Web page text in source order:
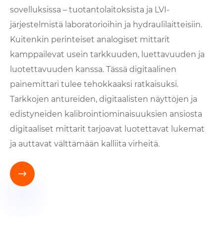
sovelluksissa – tuotantolaitoksista ja LVI-
järjestelmistä laboratorioihin ja hydraulilaitteisiin.
Kuitenkin perinteiset analogiset mittarit
kamppailevat usein tarkkuuden, luettavuuden ja
luotettavuuden kanssa. Tässä digitaalinen
painemittari tulee tehokkaaksi ratkaisuksi.
Tarkkojen antureiden, digitaalisten näyttöjen ja
edistyneiden kalibrointiominaisuuksien ansiosta
digitaaliset mittarit tarjoavat luotettavat lukemat
ja auttavat välttämään kalliita virheitä.
